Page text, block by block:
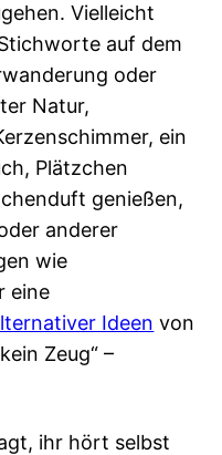
Vielleicht
auf dem
oder
Natur,
ein
Plätzchen
genießen,
anderer
wie
eine
Ideen von
Zeug“ –
ihr hört selbst